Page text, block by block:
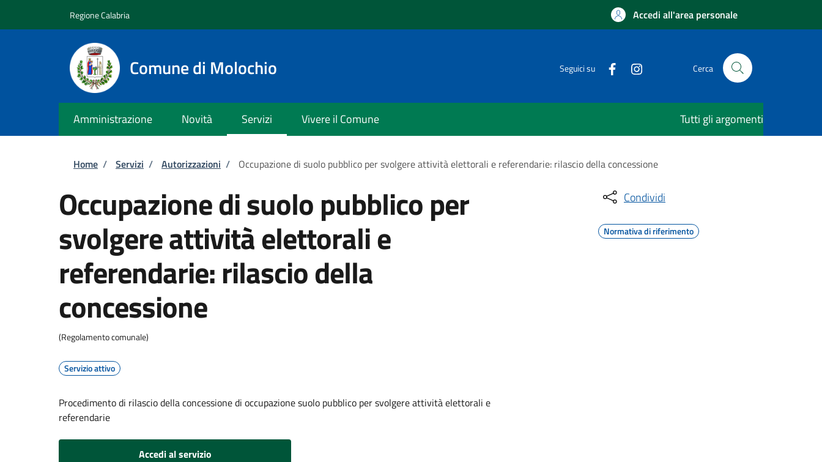
Regione Calabria Accedi all'area personale
Comune di Molochio Seguici su Cerca
Amministrazione Novità Servizi Vivere il Comune Tutti gli argomenti
Briciole di pane
Home / Servizi / Autorizzazioni / Occupazione di suolo pubblico per svolgere attività elettorali e referendarie: rilascio della concessione
Occupazione di suolo pubblico per
svolgere attività elettorali e
referendarie: rilascio della
concessione
(Regolamento comunale)
Servizio attivo
Procedimento di rilascio della concessione di occupazione suolo pubblico per svolgere attività elettorali e
referendarie
Accedi al servizio
Condividi
Normativa di riferimento